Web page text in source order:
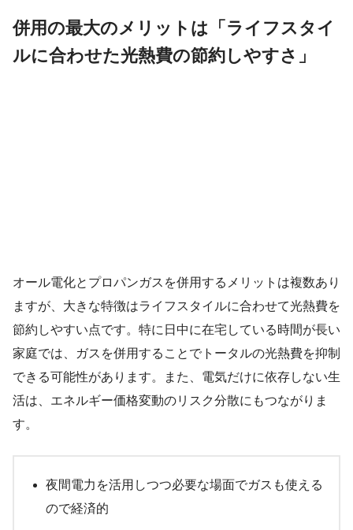
併用の最大のメリットは「ライフスタイ
ルに合わせた光熱費の節約しやすさ」
オール電化とプロパンガスを併用するメリットは複数あり
ますが、大きな特徴はライフスタイルに合わせて光熱費を
節約しやすい点です。特に日中に在宅している時間が長い
家庭では、ガスを併用することでトータルの光熱費を抑制
できる可能性があります。また、電気だけに依存しない生
活は、エネルギー価格変動のリスク分散にもつながりま
す。
夜間電力を活用しつつ必要な場面でガスも使える
ので経済的